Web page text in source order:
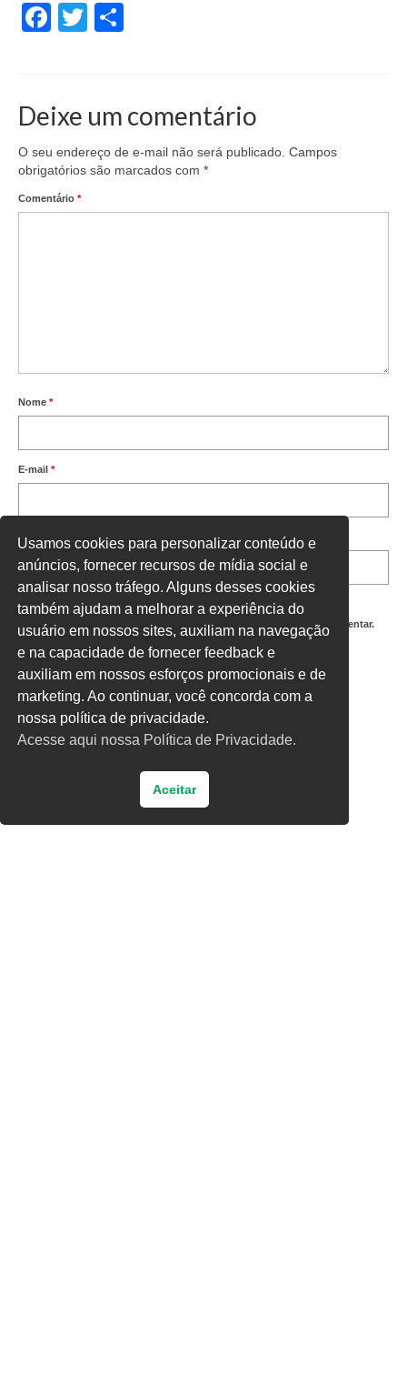
Facebook
Twitter
Deixe um comentário
O seu endereço de e-mail não será publicado. Campos
obrigatórios são marcados com *
Comentário *
Nome *
E-mail *
Site
Salvar meus dados neste navegador para a próxima vez que eu comentar.
Digite uma resposta em números:
dezessete − 3 =
Usamos cookies para personalizar conteúdo e
anúncios, fornecer recursos de mídia social e
analisar nosso tráfego. Alguns desses cookies
também ajudam a melhorar a experiência do
usuário em nossos sites, auxiliam na navegação
e na capacidade de fornecer feedback e
auxiliam em nossos esforços promocionais e de
marketing. Ao continuar, você concorda com a
nossa política de privacidade.
Acesse aqui nossa Política de Privacidade.
Aceitar